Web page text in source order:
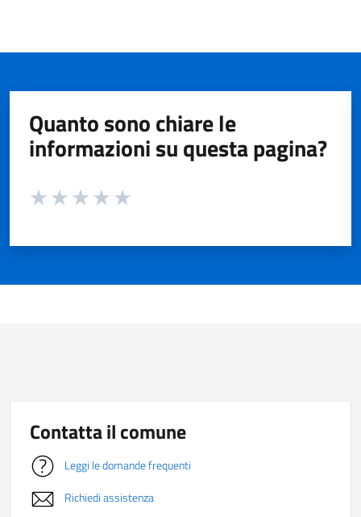
Quanto sono chiare le
informazioni su questa pagina?
Valuta da 1 a 5 stelle la pagina
Contatta il comune
Leggi le domande frequenti
Richiedi assistenza